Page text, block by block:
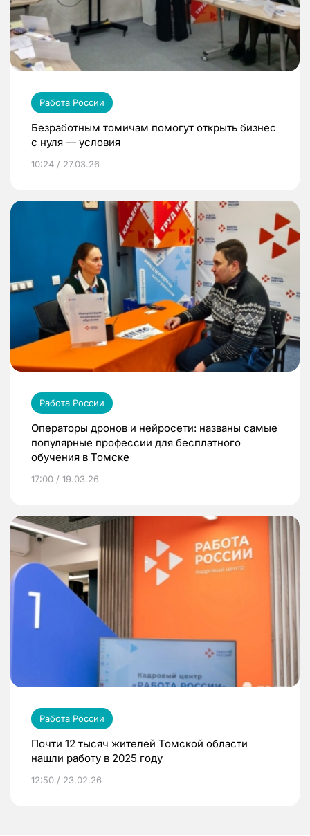
Работа России
Безработным томичам помогут открыть бизнес
с нуля — условия
10:24 / 27.03.26
Работа России
Операторы дронов и нейросети: названы самые
популярные профессии для бесплатного
обучения в Томске
17:00 / 19.03.26
Работа России
Почти 12 тысяч жителей Томской области
нашли работу в 2025 году
12:50 / 23.02.26